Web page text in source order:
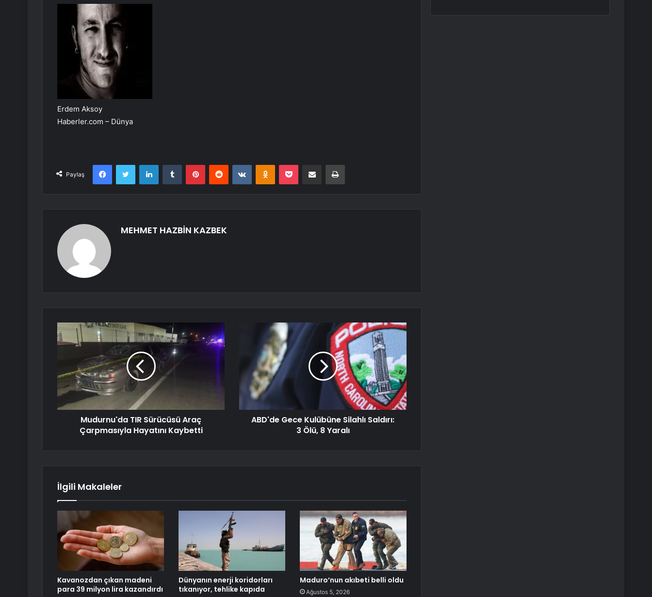
Erdem Aksoy
Haberler.com – Dünya
Paylaş
FacebookTwitter LinkedInTumblr PinterestReddit VKontakteOdnoklassniki
Pocket E-Posta ile paylaş Yazdır
MEHMET HAZBİN KAZBEK
Mudurnu'da TIR Sürücüsü Araç
Çarpmasıyla Hayatını Kaybetti
ABD'de Gece Kulübüne Silahlı Saldırı:
3 Ölü, 8 Yaralı
İlgili Makaleler
Kavanozdan çıkan madeni
para 39 milyon lira kazandırdı
Dünyanın enerji koridorları
tıkanıyor, tehlike kapıda
Maduro’nun akıbeti belli oldu
Ağustos 5, 2026